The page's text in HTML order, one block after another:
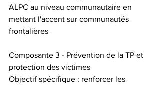
ALPC au niveau communautaire en
mettant l'accent sur communautés
frontalières
Composante 3 - Prévention de la TP et
protection des victimes
Objectif spécifique : renforcer les